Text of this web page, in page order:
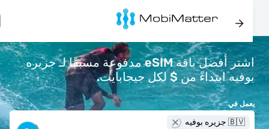
اشتر أفضل باقة eSIM مدفوعة مسبقًا لـ جزيره
بوفيه ابتداءً من $ لكل جيجابايت.
يعمل في
🇧🇻 جزيره بوفيه